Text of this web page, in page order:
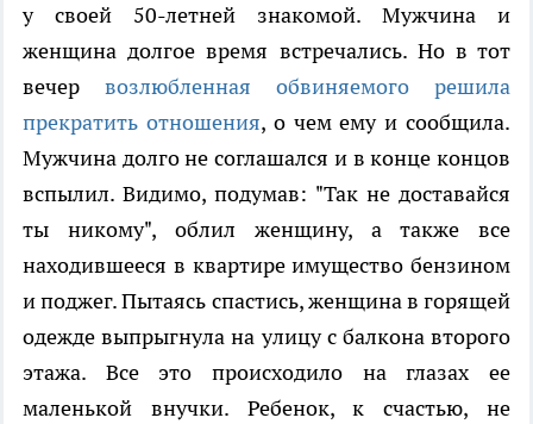
у своей 50-летней знакомой. Мужчина и
женщина долгое время встречались. Но в тот
вечер возлюбленная обвиняемого решила
прекратить отношения, о чем ему и сообщила.
Мужчина долго не соглашался и в конце концов
вспылил. Видимо, подумав: "Так не доставайся
ты никому", облил женщину, а также все
находившееся в квартире имущество бензином
и поджег. Пытаясь спастись, женщина в горящей
одежде выпрыгнула на улицу с балкона второго
этажа. Все это происходило на глазах ее
маленькой внучки. Ребенок, к счастью, не